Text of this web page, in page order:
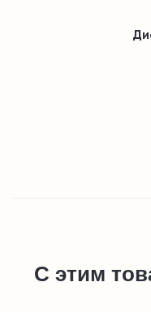
С этим